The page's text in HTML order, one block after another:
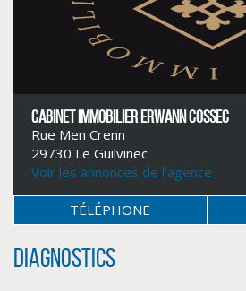
CABINET IMMOBILIER ERWANN COSSEC
Rue Men Crenn
29730 Le Guilvinec
Voir les annonces de l'agence
TÉLÉPHONE
Diagnostics